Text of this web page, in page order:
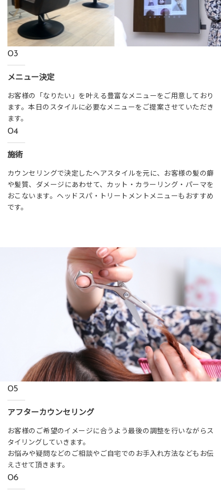
03
メニュー決定
お客様の「なりたい」を叶える豊富なメニューをご用意しており
ます。本日のスタイルに必要なメニューをご提案させていただき
ます。
04
施術
カウンセリングで決定したヘアスタイルを元に、お客様の髪の癖
や髪質、ダメージにあわせて、カット・カラーリング・パーマを
おこないます。ヘッドスパ・トリートメントメニューもおすすめ
です。
05
アフターカウンセリング
お客様のご希望のイメージに合うよう最後の調整を行いながらス
タイリングしていきます。
お悩みや疑問などのご相談やご自宅でのお手入れ方法などもお伝
えさせて頂きます。
06